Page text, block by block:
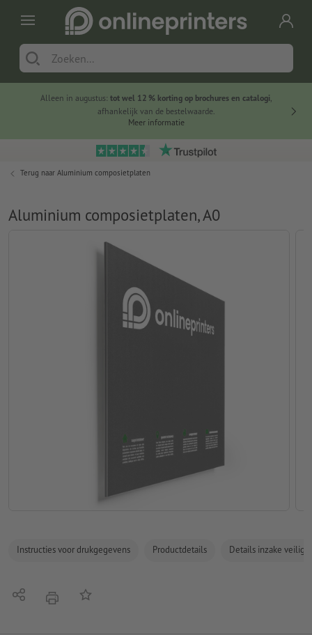
Alleen in augustus: tot wel 12 % korting op brochures en catalogi,
afhankelijk van de bestelwaarde.
Meer informatie
Terug naar Aluminium composietplaten
Aluminium composietplaten, A0
Instructies voor drukgegevens Productdetails Details inzake
Delen afdrukkenOp de lijst